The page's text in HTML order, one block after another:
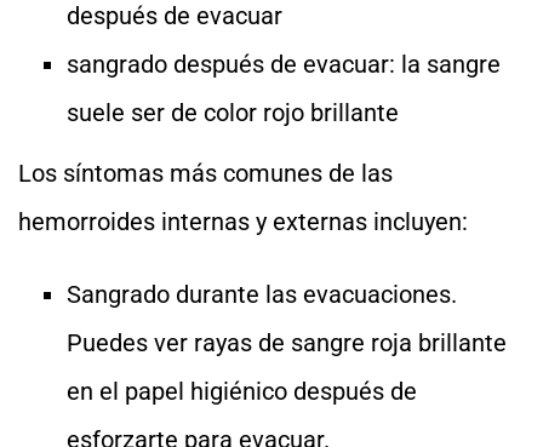
después de evacuar
sangrado después de evacuar: la sangre
suele ser de color rojo brillante
Los síntomas más comunes de las
hemorroides internas y externas incluyen:
Sangrado durante las evacuaciones.
Puedes ver rayas de sangre roja brillante
en el papel higiénico después de
esforzarte para evacuar.